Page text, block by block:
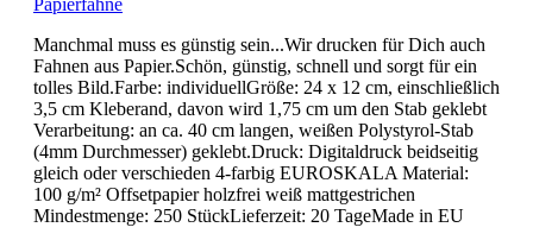
Manchmal muss es günstig sein...Wir drucken für Dich auch
Fahnen aus Papier.Schön, günstig, schnell und sorgt für ein
tolles Bild.Farbe: individuellGröße: 24 x 12 cm, einschließlich
3,5 cm Kleberand, davon wird 1,75 cm um den Stab geklebt
Verarbeitung: an ca. 40 cm langen, weißen Polystyrol-Stab
(4mm Durchmesser) geklebt.Druck: Digitaldruck beidseitig
gleich oder verschieden 4-farbig EUROSKALA Material:
100 g/m² Offsetpapier holzfrei weiß mattgestrichen
Mindestmenge: 250 StückLieferzeit: 20 TageMade in EU